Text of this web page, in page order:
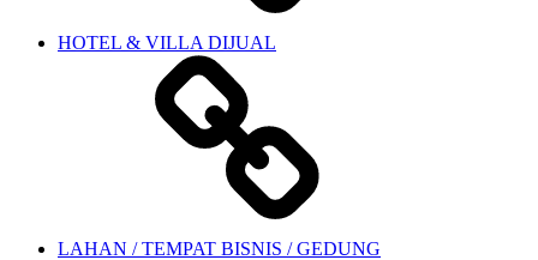
HOTEL & VILLA DIJUAL
LAHAN / TEMPAT BISNIS / GEDUNG